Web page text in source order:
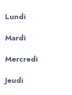
Lundi
Mardi
Mercredi
Jeudi